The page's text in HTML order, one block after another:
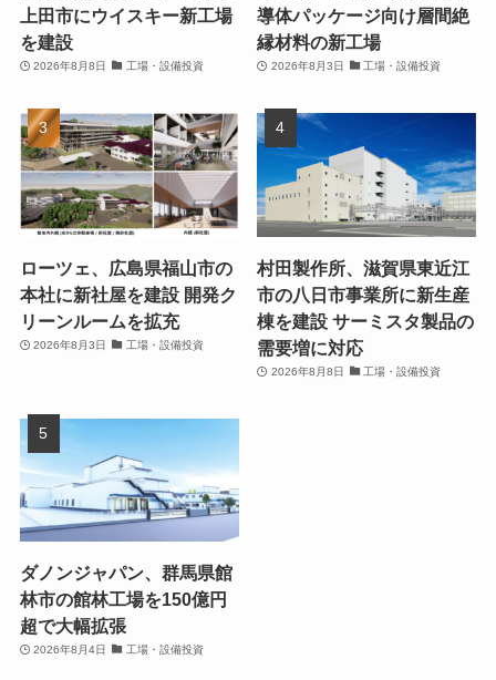
上田市にウイスキー新工場
を建設
2026年8月8日 工場・設備投資
導体パッケージ向け層間絶
縁材料の新工場
2026年8月3日 工場・設備投資
ローツェ、広島県福山市の
本社に新社屋を建設 開発ク
リーンルームを拡充
2026年8月3日 工場・設備投資
村田製作所、滋賀県東近江
市の八日市事業所に新生産
棟を建設 サーミスタ製品の
需要増に対応
2026年8月8日 工場・設備投資
ダノンジャパン、群馬県館
林市の館林工場を150億円
超で大幅拡張
2026年8月4日 工場・設備投資